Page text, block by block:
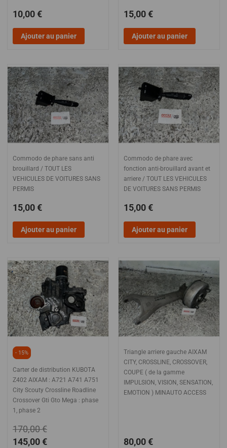
10,00 €
Ajouter au panier
15,00 €
Ajouter au panier
Commodo de phare sans anti
brouillard / TOUT LES
VEHICULES DE VOITURES SANS
PERMIS
15,00 €
Ajouter au panier
Commodo de phare avec
fonction anti-brouillard avant et
arriere / TOUT LES VEHICULES
DE VOITURES SANS PERMIS
15,00 €
Ajouter au panier
- 15%
Carter de distribution KUBOTA
Z402 AIXAM : A721 A741 A751
City Scouty Crossline Roadline
Crossover Gti Gto Mega : phase
1, phase 2
145,00 €
170,00 €
Triangle arriere gauche AIXAM
CITY, CROSSLINE, CROSSOVER,
COUPE ( de la gamme
IMPULSION, VISION, SENSATION,
EMOTION ) MINAUTO ACCESS
80,00 €